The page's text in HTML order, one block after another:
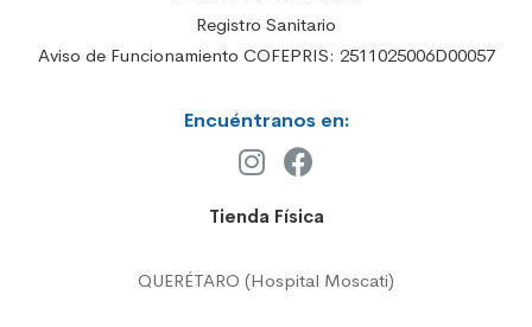
Registro Sanitario
Aviso de Funcionamiento COFEPRIS: 2511025006D00057
Encuéntranos en:
Tienda Física
QUERÉTARO (Hospital Moscati)